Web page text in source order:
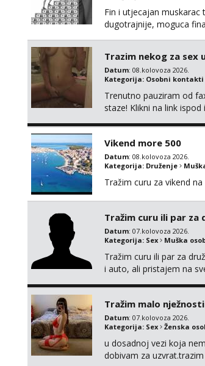
Fin i utjecajan muskarac
dugotrajnije, moguca
Trazim nekog za
Datum: 08.kolovoza 2026.
Kategorija: Osobni kontakti
Trenutno pauziram od
staze! Klikni na link
Vikend more 500
Datum: 08.kolovoza 2026.
Kategorija: Druženje
Tražim curu za vikend
Tražim curu ili par za
Datum: 07.kolovoza 2026.
Kategorija: Sex Muška
Tražim curu ili par za
i auto, ali pristajem na
Tražim malo
Datum: 07.kolovoza 2026.
Kategorija: Sex Ženska
u dosadnoj vezi koja
dobivam za